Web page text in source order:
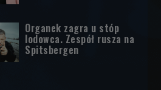
Organek zagra u stóp
lodowca. Zespół rusza na
Spitsbergen